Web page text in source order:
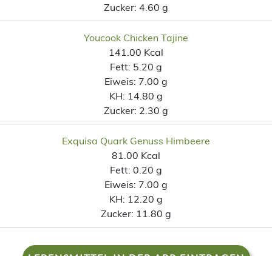
Zucker: 4.60 g
Youcook Chicken Tajine
141.00 Kcal
Fett: 5.20 g
Eiweis: 7.00 g
KH: 14.80 g
Zucker: 2.30 g
Exquisa Quark Genuss Himbeere
81.00 Kcal
Fett: 0.20 g
Eiweis: 7.00 g
KH: 12.20 g
Zucker: 11.80 g